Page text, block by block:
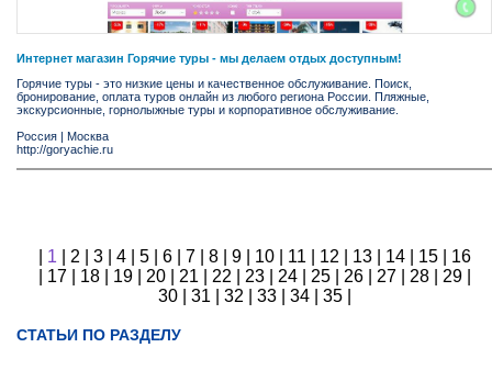
Интернет магазин Горячие туры - мы делаем отдых доступным!
Горячие туры - это низкие цены и качественное обслуживание. Поиск,
бронирование, оплата туров онлайн из любого региона России. Пляжные,
экскурсионные, горнолыжные туры и корпоративное обслуживание.
Россия | Москва
http://goryachie.ru
1 2 3| 4| 5| 6| 7| 8| 9| 10| 11 12 13| 14| 15| 16
17| 18| 19| 20| 21 22 23| 24| 25| 26| 27| 28| 29|
30| 31 32 33| 34| 35|
СТАТЬИ ПО РАЗДЕЛУ